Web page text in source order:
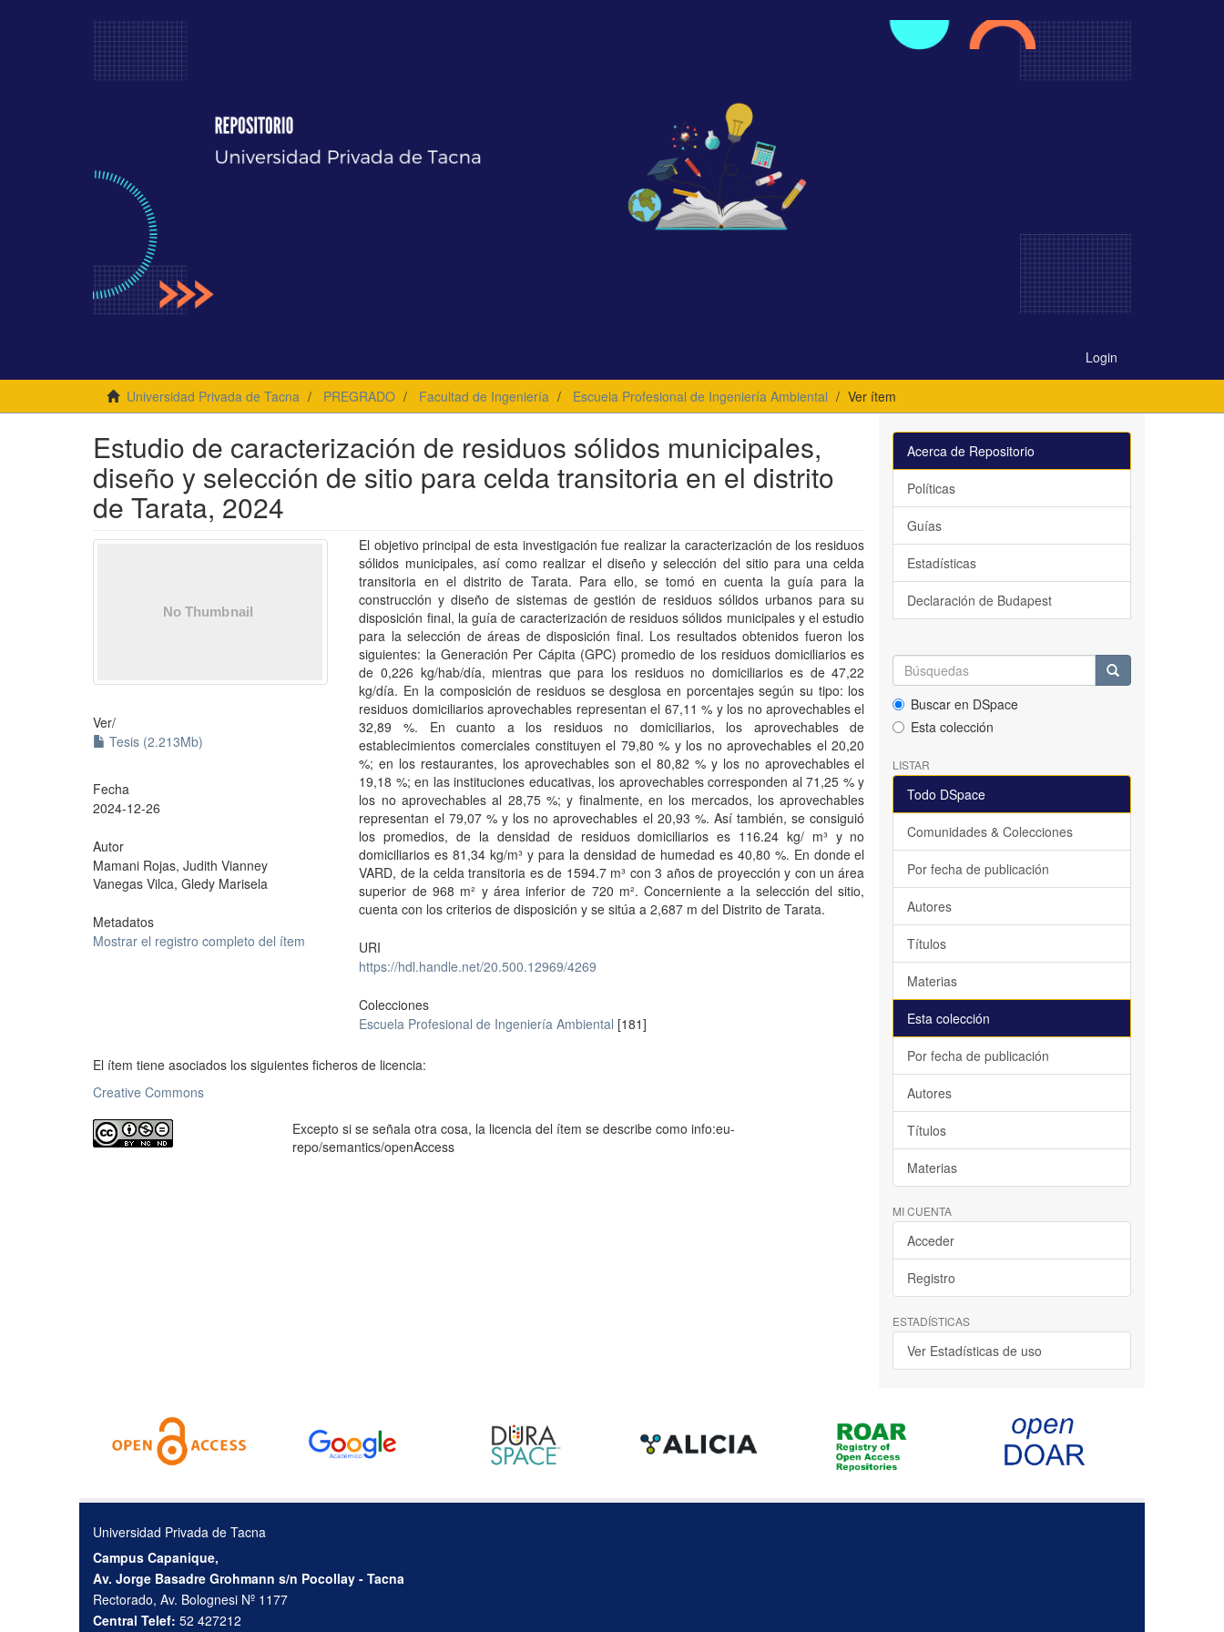
Login
Universidad Privada de Tacna PREGRADO Facultad de Ingeniería Escuela Profesional de Ingeniería Ambiental Ver ítem
Estudio de caracterización de residuos sólidos municipales,
diseño y selección de sitio para celda transitoria en el distrito
de Tarata, 2024
Ver/
Tesis (2.213Mb)
Fecha
2024-12-26
Autor
Mamani Rojas, Judith Vianney
Vanegas Vilca, Gledy Marisela
Metadatos
Mostrar el registro completo del ítem
El objetivo principal de esta investigación fue realizar la caracterización de los residuos
sólidos municipales, así como realizar el diseño y selección del sitio para una celda
transitoria en el distrito de Tarata. Para ello, se tomó en cuenta la guía para la
construcción y diseño de sistemas de gestión de residuos sólidos urbanos para su
disposición final, la guía de caracterización de residuos sólidos municipales y el estudio
para la selección de áreas de disposición final. Los resultados obtenidos fueron los
siguientes: la Generación Per Cápita (GPC) promedio de los residuos domiciliarios es
de 0,226 kg/hab/día, mientras que para los residuos no domiciliarios es de 47,22
kg/día. En la composición de residuos se desglosa en porcentajes según su tipo: los
residuos domiciliarios aprovechables representan el 67,11 % y los no aprovechables el
32,89 %. En cuanto a los residuos no domiciliarios, los aprovechables de
establecimientos comerciales constituyen el 79,80 % y los no aprovechables el 20,20
%; en los restaurantes, los aprovechables son el 80,82 % y los no aprovechables el
19,18 %; en las instituciones educativas, los aprovechables corresponden al 71,25 % y
los no aprovechables al 28,75 %; y finalmente, en los mercados, los aprovechables
representan el 79,07 % y los no aprovechables el 20,93 %. Así también, se consiguió
los promedios, de la densidad de residuos domiciliarios es 116.24 kg/ m³ y no
domiciliarios es 81,34 kg/m³ y para la densidad de humedad es 40,80 %. En donde el
VARD, de la celda transitoria es de 1594.7 m³ con 3 años de proyección y con un área
superior de 968 m² y área inferior de 720 m². Concerniente a la selección del sitio,
cuenta con los criterios de disposición y se sitúa a 2,687 m del Distrito de Tarata.
URI
https://hdl.handle.net/20.500.12969/4269
Colecciones
Escuela Profesional de Ingeniería Ambiental [181]
El ítem tiene asociados los siguientes ficheros de licencia:
Creative Commons
Excepto si se señala otra cosa, la licencia del ítem se describe como info:eu-
repo/semantics/openAccess
Acerca de Repositorio
Políticas
Guías
Estadísticas
Declaración de Budapest
Buscar en DSpace
Esta colección
LISTAR
Todo DSpace
Comunidades & Colecciones
Por fecha de publicación
Autores
Títulos
Materias
Esta colección
Por fecha de publicación
Autores
Títulos
Materias
MI CUENTA
Acceder
Registro
ESTADÍSTICAS
Ver Estadísticas de uso
Universidad Privada de Tacna
Campus Capanique,
Av. Jorge Basadre Grohmann s/n Pocollay - Tacna
Rectorado, Av. Bolognesi Nº 1177
Central Telef: 52 427212